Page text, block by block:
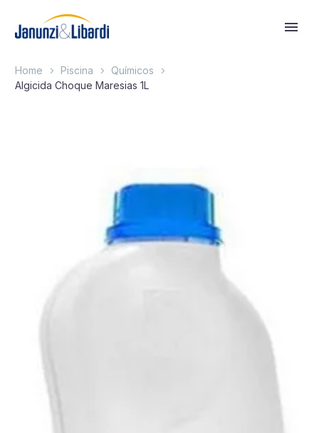
Home Piscina
Químicos
Algicida Choque Maresias 1L